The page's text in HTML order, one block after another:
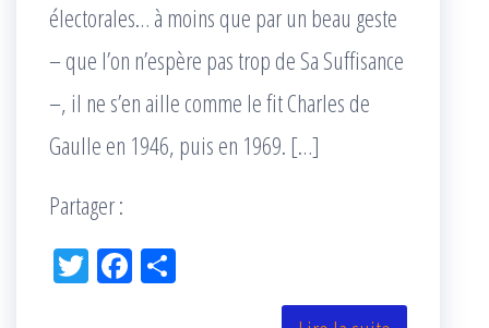
électorales… à moins que par un beau geste
– que l’on n’espère pas trop de Sa Suffisance
–, il ne s’en aille comme le fit Charles de
Gaulle en 1946, puis en 1969. […]
Partager :
Tw Fac